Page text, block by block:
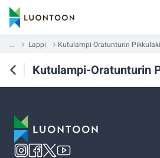
... Lappi Kutulampi-Oratunturin Pikkulaki
Kutulampi-Oratunturin